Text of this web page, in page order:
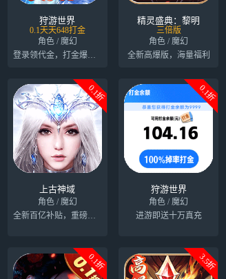
狩游世界
0.1天天648打金
角色 / 魔幻
登录领代金，打金爆满屏
精灵盛典：黎明
三倍版
角色 / 魔幻
全新高爆版，海量福利
0.1折
上古神域
角色 / 魔幻
全新百亿补贴，重磅来袭
0.1折
狩游世界
角色 / 魔幻
进游即送十万真充
0.1折 3.5折